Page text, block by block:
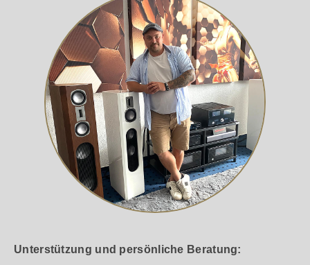
Unterstützung und persönliche Beratung: